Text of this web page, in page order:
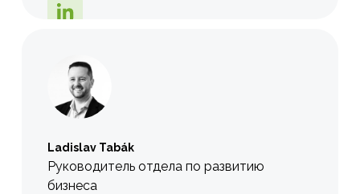
Ladislav Tabák
Руководитель отдела по развитию
бизнеса